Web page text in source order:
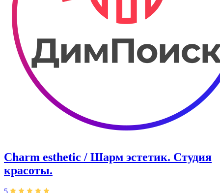
Charm esthetic / Шарм эстетик. Студия
красоты.
5